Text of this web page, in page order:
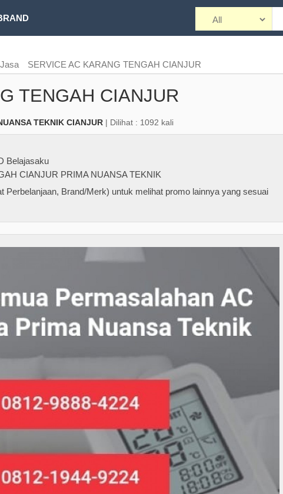
SERVICE AC KARANG TENGAH CIANJUR
TENGAH CIANJUR
TEKNIK CIANJUR | Dilihat : 1092 kali
Belajasaku
CIANJUR PRIMA NUANSA TEKNIK
Perbelanjaan, Brand/Merk) untuk melihat promo lainnya yang sesuai